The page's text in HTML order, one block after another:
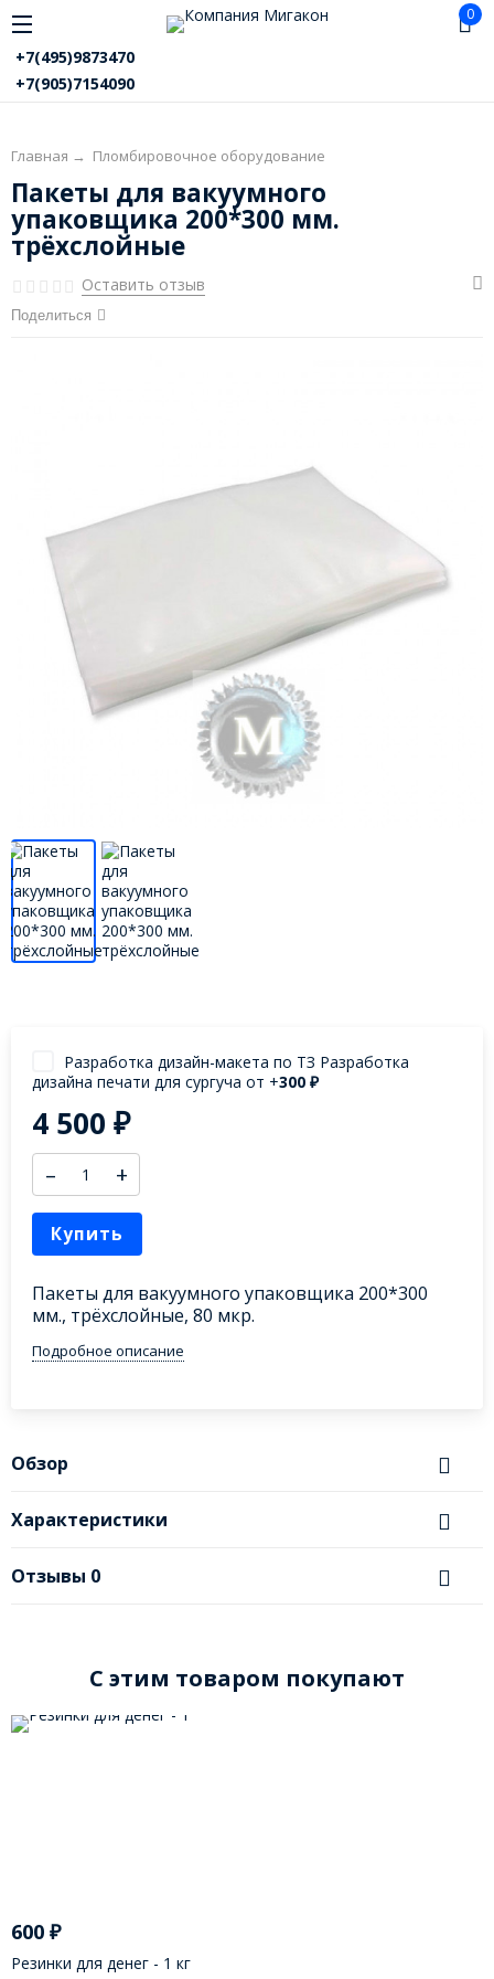
0
+7(495)9873470
+7(905)7154090
Главная → Пломбировочное оборудование
Пакеты для вакуумного
упаковщика 200*300 мм.
трёхслойные
Оставить отзыв
Поделиться
Разработка дизайн-макета по ТЗ Разработка
дизайна печати для сургуча от +300₽
4 500₽
– +
Купить
Пакеты для вакуумного упаковщика 200*300
мм., трёхслойные, 80 мкр.
Подробное описание
Обзор
Характеристики
Отзывы 0
C этим товаром покупают
600 ₽
Резинки для денег - 1 кг